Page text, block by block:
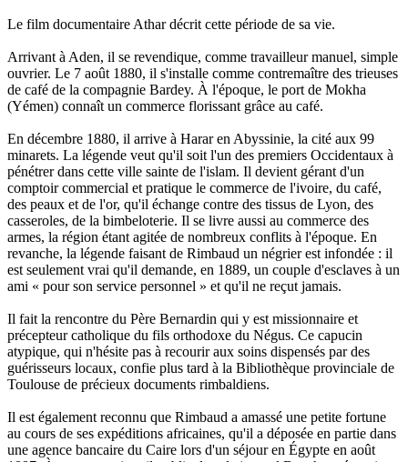
Le film documentaire Athar décrit cette période de sa vie.
Arrivant à Aden, il se revendique, comme travailleur manuel, simple
ouvrier. Le 7 août 1880, il s'installe comme contremaître des trieuses
de café de la compagnie Bardey. À l'époque, le port de Mokha
(Yémen) connaît un commerce florissant grâce au café.
En décembre 1880, il arrive à Harar en Abyssinie, la cité aux 99
minarets. La légende veut qu'il soit l'un des premiers Occidentaux à
pénétrer dans cette ville sainte de l'islam. Il devient gérant d'un
comptoir commercial et pratique le commerce de l'ivoire, du café,
des peaux et de l'or, qu'il échange contre des tissus de Lyon, des
casseroles, de la bimbeloterie. Il se livre aussi au commerce des
armes, la région étant agitée de nombreux conflits à l'époque. En
revanche, la légende faisant de Rimbaud un négrier est infondée : il
est seulement vrai qu'il demande, en 1889, un couple d'esclaves à un
ami « pour son service personnel » et qu'il ne reçut jamais.
Il fait la rencontre du Père Bernardin qui y est missionnaire et
précepteur catholique du fils orthodoxe du Négus. Ce capucin
atypique, qui n'hésite pas à recourir aux soins dispensés par des
guérisseurs locaux, confie plus tard à la Bibliothèque provinciale de
Toulouse de précieux documents rimbaldiens.
Il est également reconnu que Rimbaud a amassé une petite fortune
au cours de ses expéditions africaines, qu'il a déposée en partie dans
une agence bancaire du Caire lors d'un séjour en Égypte en août